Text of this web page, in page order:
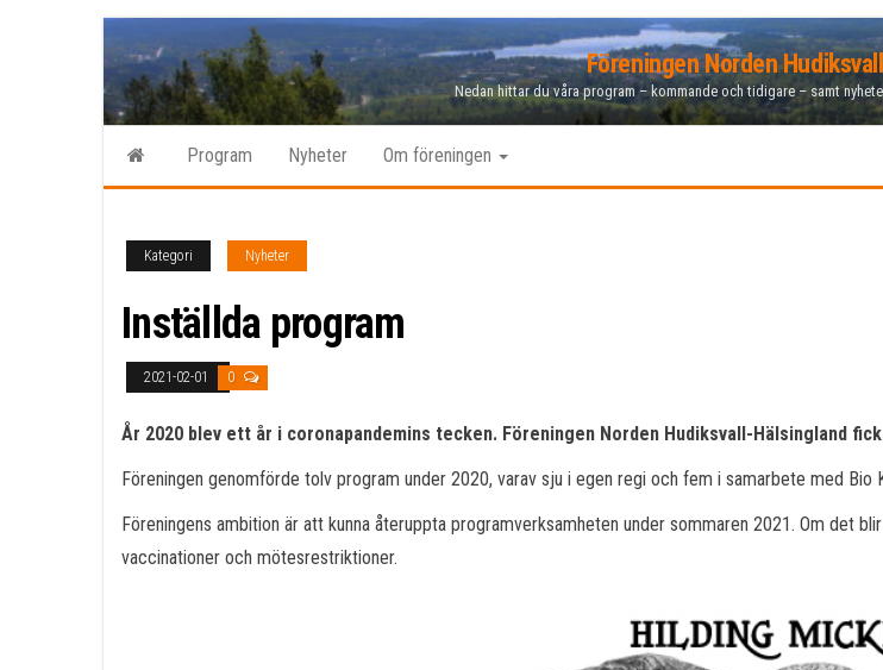
Hoppa
till
innehåll
Föreningen Norden
Nedan hittar du våra program – kommande och tidigare – samt
Program Nyheter Om föreningen
Kategori Nyheter
Inställda program
2021-02-01 0
År 2020 blev ett år i coronapandemins tecken. Föreningen Norden Hudiksvall-Hälsingland
Föreningen genomförde tolv program under 2020, varav sju i egen regi och fem i samarbete med Bio
Föreningens ambition är att kunna återuppta programverksamheten under sommaren 2021. Om det
vaccinationer och mötesrestriktioner.